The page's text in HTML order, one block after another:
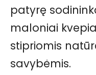
patyrę
maloniai
stipriomis
savybėmis.